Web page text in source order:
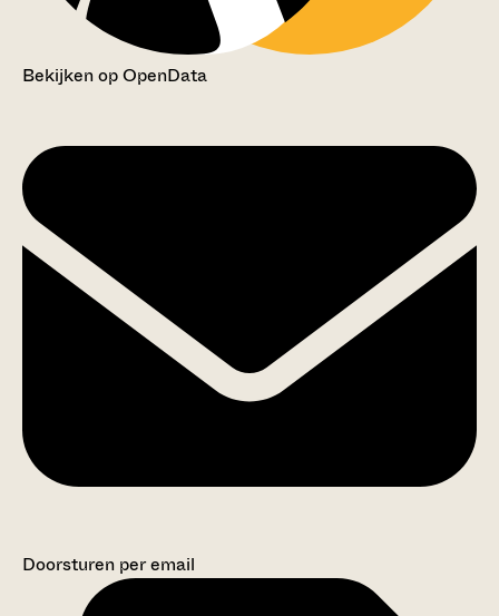
Bekijken op OpenData
Doorsturen per email